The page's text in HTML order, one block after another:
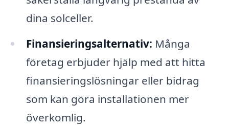
dina solceller.
Finansieringsalternativ: Många
företag erbjuder hjälp med att hitta
finansieringslösningar eller bidrag
som kan göra installationen mer
överkomlig.